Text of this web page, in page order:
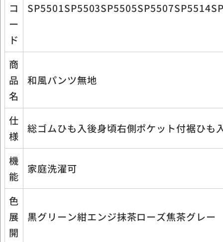
コ
ー
ド
商
品
名
和風パンツ無地
仕
様
総ゴムひも入後身頃右側ポケット付裾ひも
機
能
家庭洗濯可
色
展
開
黒グリーン紺エンジ抹茶ローズ焦茶グレー